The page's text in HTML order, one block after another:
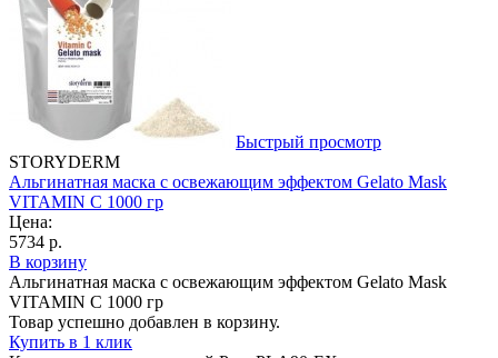
Быстрый просмотр
STORYDERM
Альгинатная маска с освежающим эффектом Gelato Mask
VITAMIN C 1000 гр
Цена:
5734 р.
В корзину
Альгинатная маска с освежающим эффектом Gelato Mask
VITAMIN C 1000 гр
Товар успешно добавлен в корзину.
Купить в 1 клик